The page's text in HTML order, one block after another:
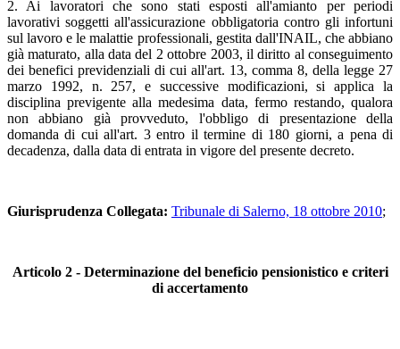
2. Ai lavoratori che sono stati esposti all'amianto per periodi
lavorativi soggetti all'assicurazione obbligatoria contro gli infortuni
sul lavoro e le malattie professionali, gestita dall'INAIL, che abbiano
già maturato, alla data del 2 ottobre 2003, il diritto al conseguimento
dei benefici previdenziali di cui all'art. 13, comma 8, della legge 27
marzo 1992, n. 257, e successive modificazioni, si applica la
disciplina previgente alla medesima data, fermo restando, qualora
non abbiano già provveduto, l'obbligo di presentazione della
domanda di cui all'art. 3 entro il termine di 180 giorni, a pena di
decadenza, dalla data di entrata in vigore del presente decreto.
Giurisprudenza Collegata: Tribunale di Salerno, 18 ottobre 2010;
Articolo 2 - Determinazione del beneficio pensionistico e criteri
di accertamento